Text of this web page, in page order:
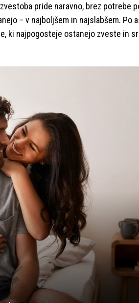
pride naravno, brez potrebe
– v najboljšem in najslabšem. Po
ki najpogosteje ostanejo zveste in